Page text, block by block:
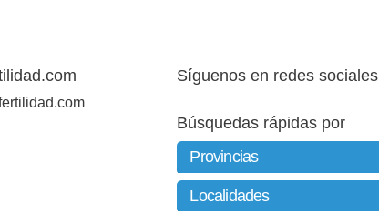
Síguenos en redes sociales
Búsquedas rápidas por